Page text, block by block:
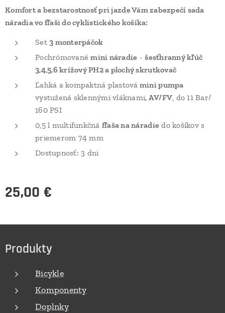
Komfort a bezstarostnosť pri jazde Vám zabezpečí sada
náradia vo fľaši do cyklistického košíka:
Set 3 monterpáčok
Pochrómovanémini náradie -šesťhranný kľúč
3,4,5,6 krížový PH2 a plochý skrutkovač
Ľahká a kompaktná plastová mini pumpa
vystužená sklennými vláknami, AV/FV, do 11 Bar/
160 PSI
0,5 l multifunkčná fľaša na náradie do košíkov s
priemerom 74 mm
Dostupnosť: 3 dni
25,00 €
Produkty
Bicykle
Komponenty
Doplnky